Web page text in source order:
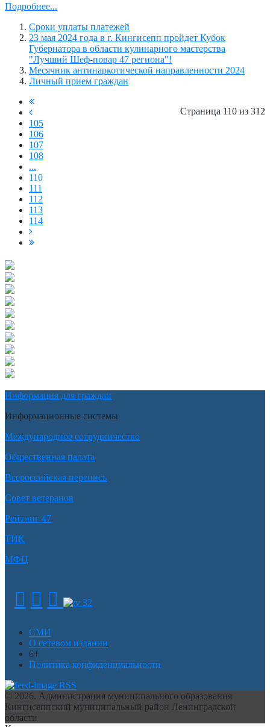
Подробнее...
Сроки уплаты платежей
23 мая 2024 года в г. Кингисепп пройдет Кубок
Губернатора в области кулинарного мастерства
"Лучший Шеф-повар 47 региона"!
Месячник антинаркотической направленности 2024
Личный прием граждан
Страница 110 из 312
105
106
107
108
...
110
111
112
113
114
Информация для граждан
Информационные системы
Международное сотрудничество
Общественная палата
Всероссийская перепись
Совет ветеранов
Рейтинг 47
ТИК
МФЦ
СМИ
О сетевом издании
6+
Политика конфиденциальности
RSS
© 2026. Администрация муниципального образования
Кингисеппский муниципальный район Ленинградской
области